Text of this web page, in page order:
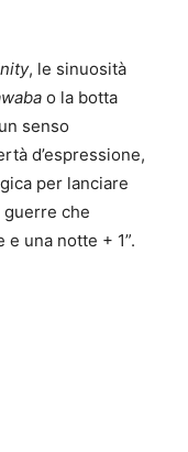
, le sinuosità
o la botta
senso
d’espressione,
per lanciare
che
una notte + 1”.